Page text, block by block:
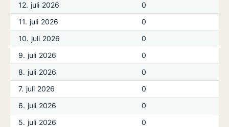
12. juli 2026
0
11. juli 2026
0
10. juli 2026
0
9. juli 2026
0
8. juli 2026
0
7. juli 2026
0
6. juli 2026
0
5. juli 2026
0